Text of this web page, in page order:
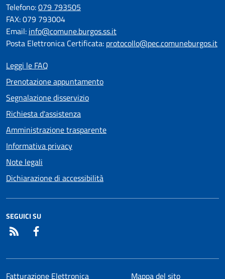
Telefono:079 793505
FAX: 079 793004
Email: info@comune.burgos.ss.it
Posta Elettronica Certificata: protocollo@pec.comuneburgos.it
Leggi le FAQ
Prenotazione appuntamento
Segnalazione disservizio
Richiesta d'assistenza
Amministrazione trasparente
Informativa privacy
Note legali
Dichiarazione di accessibilità
SEGUICI SU
RSS
Fatturazione Elettronica Mappa del sito